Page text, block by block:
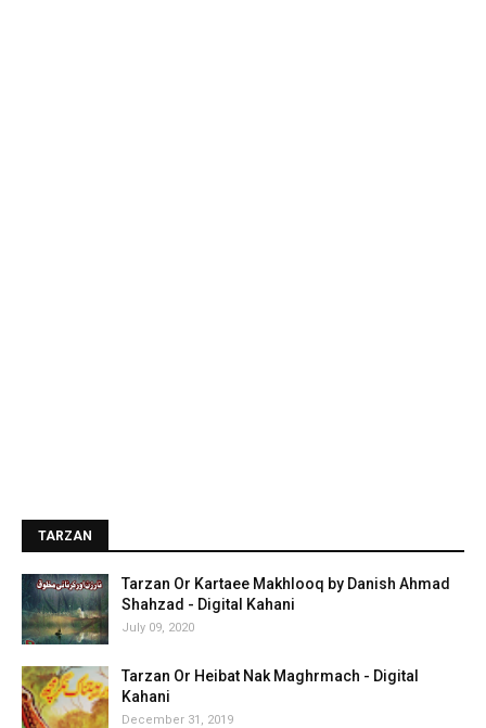
TARZAN
Tarzan Or Kartaee Makhlooq by Danish Ahmad
Shahzad - Digital Kahani
July 09, 2020
Tarzan Or Heibat Nak Maghrmach - Digital
Kahani
December 31, 2019